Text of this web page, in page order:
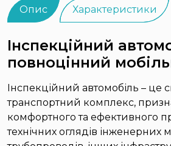
Опис Характеристики
Інспекційний
повноцінний
Інспекційний автомобіль – це
транспортний комплекс,
комфортного та ефективного
технічних оглядів інженерних